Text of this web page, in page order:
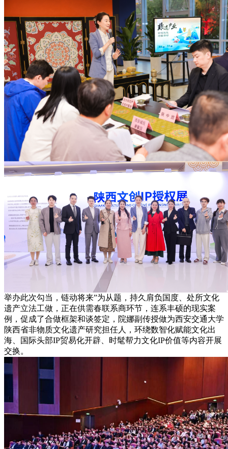
举办此次勾当，链动将来”为从题，持久肩负国度、处所文化
遗产立法工做，正在供需春联系商环节，连系丰硕的现实案
例，促成了合做框架和谈签定，院娜副传授做为西安交通大学
陕西省非物质文化遗产研究担任人，环绕数智化赋能文化出
海、国际头部IP贸易化开辟、时髦帮力文化IP价值等内容开展
交换。